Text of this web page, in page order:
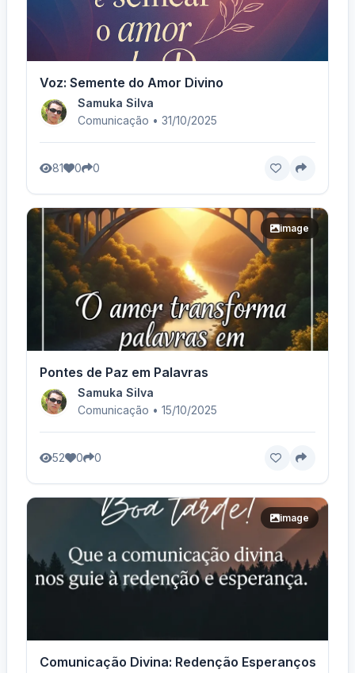
Voz: Semente do Amor Divino
Samuka Silva
Comunicação • 31/10/2025
81 0 0
image
Pontes de Paz em Palavras
Samuka Silva
Comunicação • 15/10/2025
52 0 0
image
Comunicação Divina: Redenção Esperançosa.